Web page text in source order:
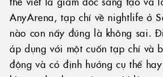
AnyArena, tạp chí về nightlife ở
nào con nấy đúng là không sai.
áp dụng với một cuốn tạp chí và
động và có định hướng cụ thể